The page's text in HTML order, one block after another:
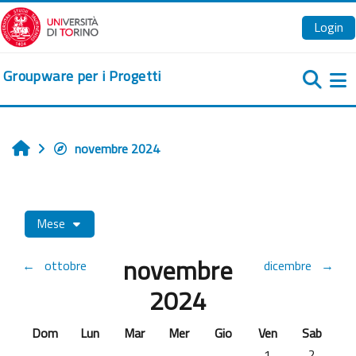
Vai al contenuto principale
Login
Groupware per i Progetti
Homenovembre 2024
Mese
← ottobre novembre
2024
dicembre →
Domenica
Dom Lunedi
Lun Martedì
Mar Mercoledì
Mer Giovedì
Gio Venerdì
Ven Sabato
Sab
Nessun evento,
Nessun